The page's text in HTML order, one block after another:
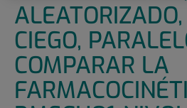
CIEGO,
COMPARAR LA